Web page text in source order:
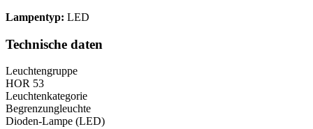
Lampentyp: LED
Technische daten
Leuchtengruppe
HOR 53
Leuchtenkategorie
Begrenzungleuchte
Dioden-Lampe (LED)